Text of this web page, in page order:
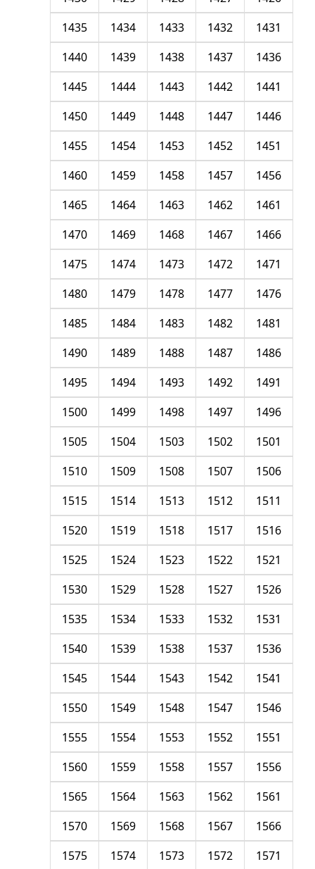
1431
1432
1433
1434
1435
1436
1437
1438
1439
1440
1441
1442
1443
1444
1445
1446
1447
1448
1449
1450
1451
1452
1453
1454
1455
1456
1457
1458
1459
1460
1461
1462
1463
1464
1465
1466
1467
1468
1469
1470
1471
1472
1473
1474
1475
1476
1477
1478
1479
1480
1481
1482
1483
1484
1485
1486
1487
1488
1489
1490
1491
1492
1493
1494
1495
1496
1497
1498
1499
1500
1501
1502
1503
1504
1505
1506
1507
1508
1509
1510
1511
1512
1513
1514
1515
1516
1517
1518
1519
1520
1521
1522
1523
1524
1525
1526
1527
1528
1529
1530
1531
1532
1533
1534
1535
1536
1537
1538
1539
1540
1541
1542
1543
1544
1545
1546
1547
1548
1549
1550
1551
1552
1553
1554
1555
1556
1557
1558
1559
1560
1561
1562
1563
1564
1565
1566
1567
1568
1569
1570
1571
1572
1573
1574
1575